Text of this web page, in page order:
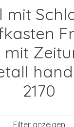
mit
mit
2170
Filter anzeigen